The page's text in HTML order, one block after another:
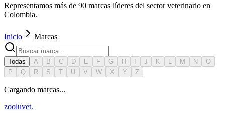
Representamos más de 90 marcas líderes del sector veterinario en
Colombia.
Inicio Marcas
Todas A B C D E F G H I J K L M N
O
P
Q R S T U V W X Y Z
Cargando marcas...
zooluvet.